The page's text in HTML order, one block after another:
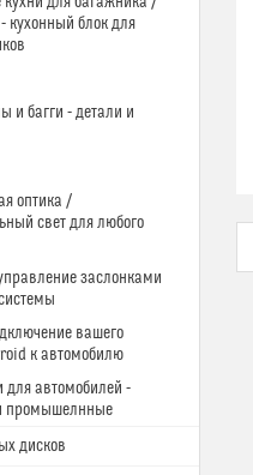
кухонный блок для
и багги - детали и
оптика /
свет для любого
заслонками
вашего
к автомобилю
для автомобилей -
промышелнные
дисков